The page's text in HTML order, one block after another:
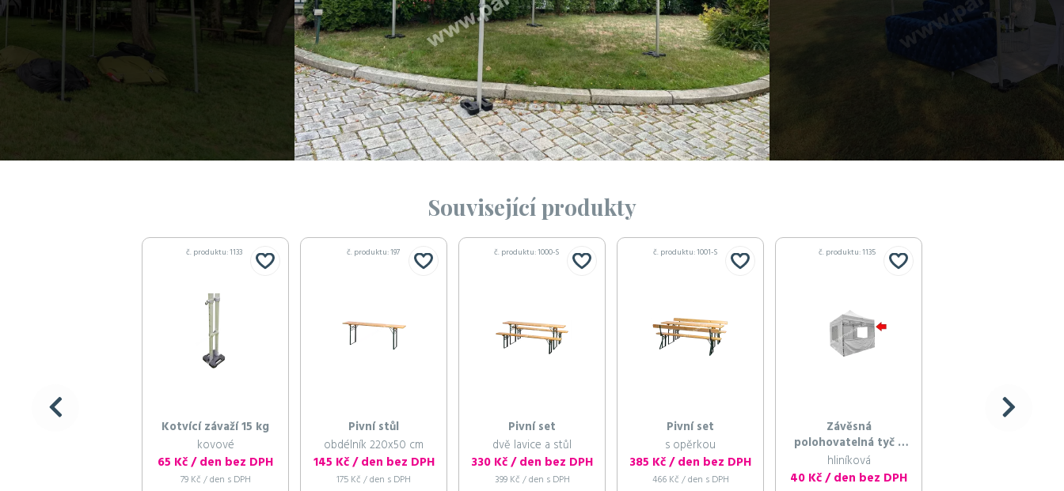
Související produkty
č. produktu: 1133
Kotvící závaží 15 kg
kovové
65 Kč / den bez DPH
79 Kč / den s DPH
č. produktu: 197
Pivní stůl
obdélník 220x50 cm
145 Kč / den bez DPH
175 Kč / den s DPH
č. produktu: 1000-S
Pivní set
dvě lavice a stůl
330 Kč / den bez DPH
399 Kč / den s DPH
č. produktu: 1001-S
Pivní set
s opěrkou
385 Kč / den bez DPH
466 Kč / den s DPH
č. produktu: 1135
Závěsná
polohovatelná tyč 3
m
hliníková
40 Kč / den bez DPH